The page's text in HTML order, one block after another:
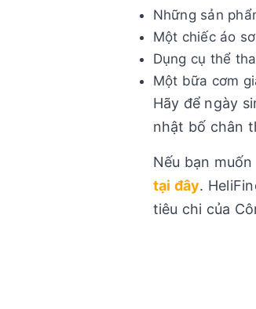
Những sản
Một chiếc áo
Dụng cụ thể
Một bữa cơm
Hãy để ngày
nhật bố chân
Nếu bạn
tại đây.
tiêu chi của